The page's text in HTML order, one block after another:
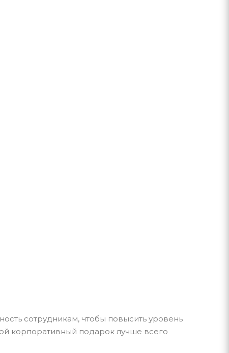
сотрудникам, чтобы повысить уровень
корпоративный подарок лучше всего